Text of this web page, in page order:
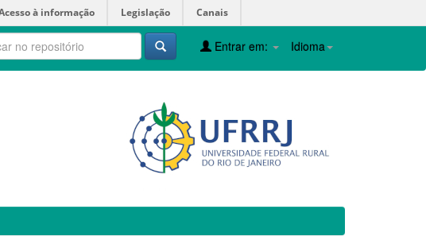
à informação Legislação Canais
Idioma
Entrar em: